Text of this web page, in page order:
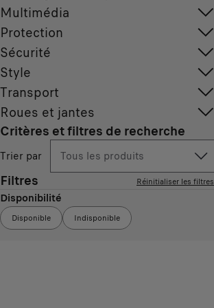
Multimédia
Protection
Sécurité
Style
Transport
Roues et jantes
Critères et filtres de recherche
Trier par Tous les produits
Filtres Réinitialiser les filtres
Disponibilité
Disponible Indisponible